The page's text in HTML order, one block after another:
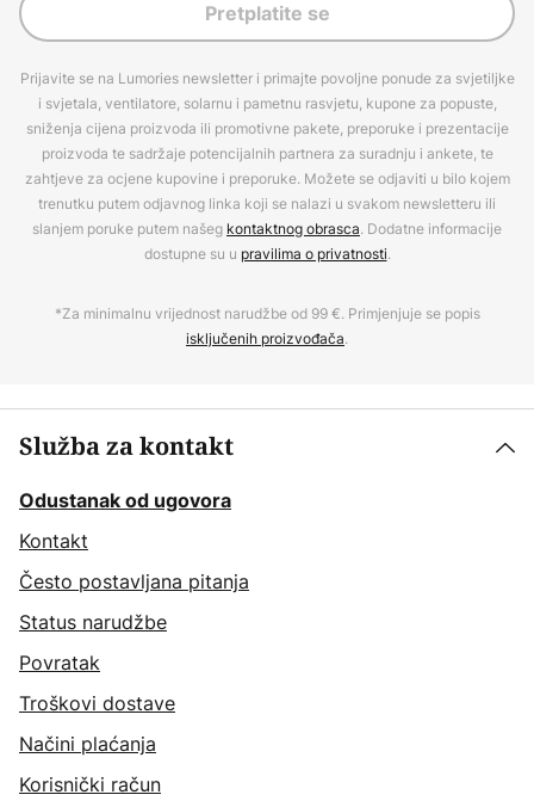
Pretplatite se
Prijavite se na Lumories newsletter i primajte povoljne ponude za svjetiljke
i svjetala, ventilatore, solarnu i pametnu rasvjetu, kupone za popuste,
sniženja cijena proizvoda ili promotivne pakete, preporuke i prezentacije
proizvoda te sadržaje potencijalnih partnera za suradnju i ankete, te
zahtjeve za ocjene kupovine i preporuke. Možete se odjaviti u bilo kojem
trenutku putem odjavnog linka koji se nalazi u svakom newsletteru ili
slanjem poruke putem našeg kontaktnog obrasca. Dodatne informacije
dostupne su u pravilima o privatnosti.
*Za minimalnu vrijednost narudžbe od 99 €. Primjenjuje se popis
isključenih proizvođača.
Služba za kontakt
Odustanak od ugovora
Kontakt
Često postavljana pitanja
Status narudžbe
Povratak
Troškovi dostave
Načini plaćanja
Korisnički račun